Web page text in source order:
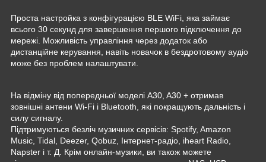
Проста настройка з конфігурацією BLE WiFi, яка займає
всього 30 секунд для завершення першого підключення до
мережі. Можливість управління через додаток або
дистанційне керування, навіть новачок в бездротовому аудіо
може без проблем налаштувати.
На відміну від попередньої моделі A30, A30 + отримав
зовнішні антени Wi-Fi і Bluetooth, які покращують дальність і
силу сигналу.
Підтримуються безліч музичних сервісів: Spotify, Amazon
Music, Tidal, Deezer, Qobuz, Інтернет-радіо, iheart Radio,
Napster і т. Д. Крім онлайн-музики, ви також можете